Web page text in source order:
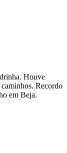
Houve
caminhos. Recordo
em Beja.